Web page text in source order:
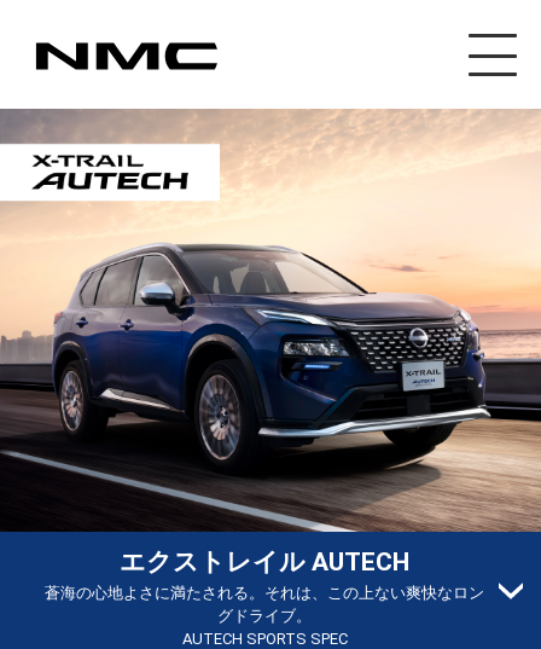
カスタマイズ事
エクストレイル AUTECH
蒼海の心地よさに満たされる。それは、この上ない爽快なロン
グドライブ。
AUTECH SPORTS SPEC